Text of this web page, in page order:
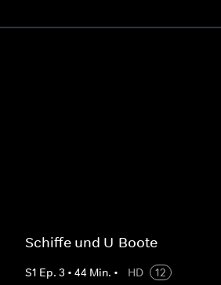
Schiffe und U-Boote
S1 Ep. 3 • 44 Min. • HD
12